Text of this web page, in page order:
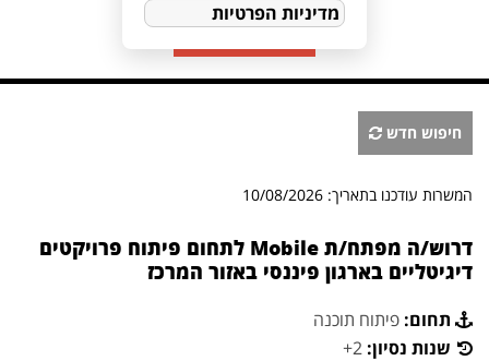
שליחת קורות חיים
חיפוש חדש
המשרות עודכנו בתאריך: 10/08/2026
דרוש/ה מפתח/ת Mobile לתחום פיתוח פרויקטים
דיגיטליים בארגון פיננסי באזור המרכז
תחום: פיתוח תוכנה
שנות נסיון: 2+
מדיניות הפרטיות